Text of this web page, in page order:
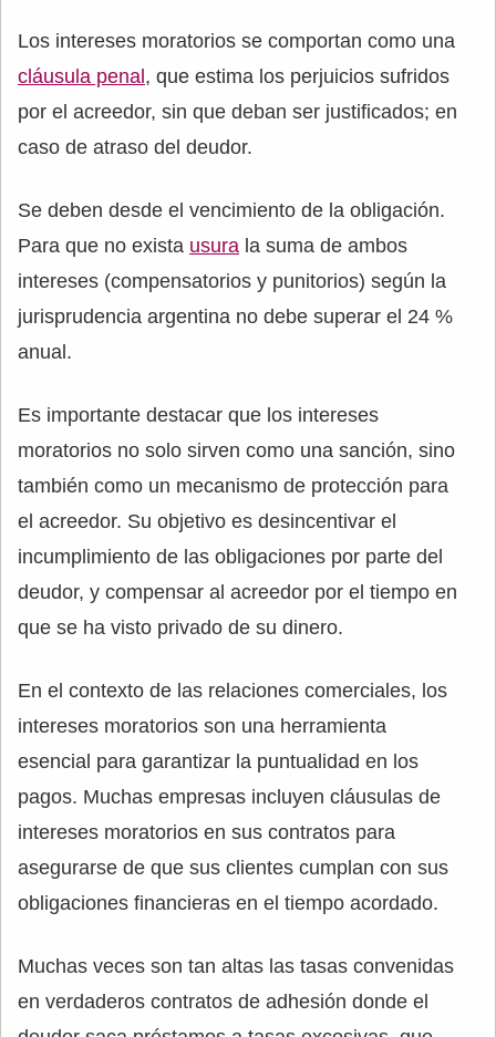
Los intereses moratorios se comportan como una
cláusula penal, que estima los perjuicios sufridos
por el acreedor, sin que deban ser justificados; en
caso de atraso del deudor.
Se deben desde el vencimiento de la obligación.
Para que no exista usura la suma de ambos
intereses (compensatorios y punitorios) según la
jurisprudencia argentina no debe superar el 24 %
anual.
Es importante destacar que los intereses
moratorios no solo sirven como una sanción, sino
también como un mecanismo de protección para
el acreedor. Su objetivo es desincentivar el
incumplimiento de las obligaciones por parte del
deudor, y compensar al acreedor por el tiempo en
que se ha visto privado de su dinero.
En el contexto de las relaciones comerciales, los
intereses moratorios son una herramienta
esencial para garantizar la puntualidad en los
pagos. Muchas empresas incluyen cláusulas de
intereses moratorios en sus contratos para
asegurarse de que sus clientes cumplan con sus
obligaciones financieras en el tiempo acordado.
Muchas veces son tan altas las tasas convenidas
en verdaderos contratos de adhesión donde el